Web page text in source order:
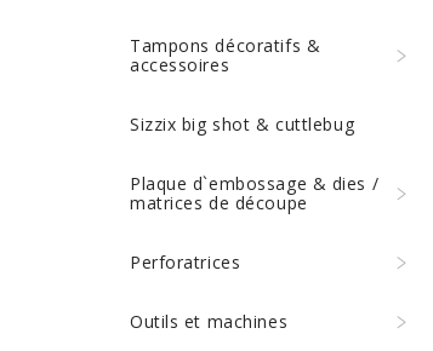
Tampons décoratifs &
accessoires
Sizzix big shot & cuttlebug
Plaque d`embossage & dies /
matrices de découpe
Perforatrices
Outils et machines